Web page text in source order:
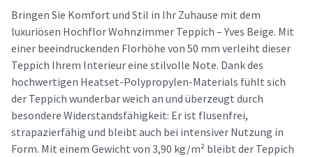
Bringen Sie Komfort und Stil in Ihr Zuhause mit dem
luxuriösen Hochflor Wohnzimmer Teppich – Yves Beige. Mit
einer beeindruckenden Florhöhe von 50 mm verleiht dieser
Teppich Ihrem Interieur eine stilvolle Note. Dank des
hochwertigen Heatset-Polypropylen-Materials fühlt sich
der Teppich wunderbar weich an und überzeugt durch
besondere Widerstandsfähigkeit: Er ist flusenfrei,
strapazierfähig und bleibt auch bei intensiver Nutzung in
Form. Mit einem Gewicht von 3,90 kg/m² bleibt der Teppich